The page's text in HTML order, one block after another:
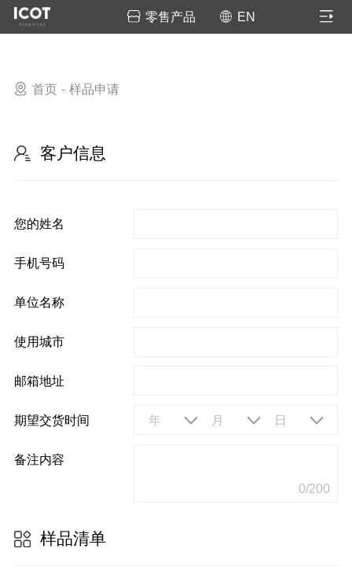
零售产品 EN
首页 样品申请
客户信息
您的姓名
手机号码
单位名称
使用城市
邮箱地址
期望交货时间 年 月 日
备注内容
0/200
样品清单